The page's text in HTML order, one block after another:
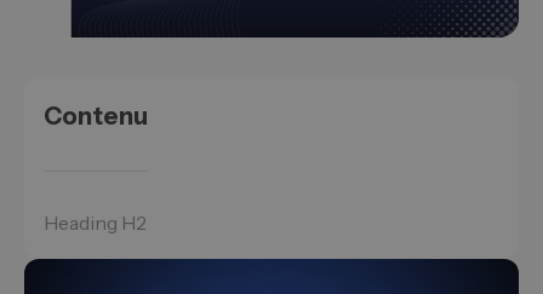
Contenu
Heading H2